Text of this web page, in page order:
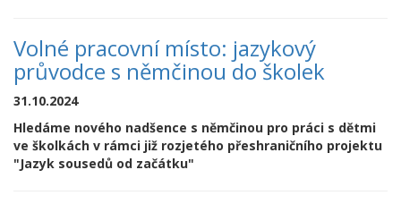
Volné pracovní místo: jazykový
průvodce s němčinou do školek
31.10.2024
Hledáme nového nadšence s němčinou pro práci s dětmi
ve školkách v rámci již rozjetého přeshraničního projektu
"Jazyk sousedů od začátku"